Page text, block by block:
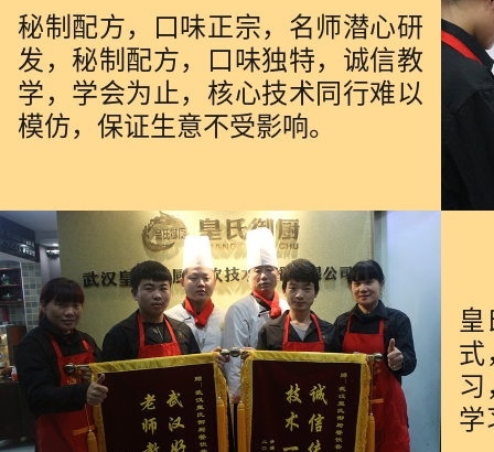
秘制配方，口味正宗，名师潜心研
发，秘制配方，口味独特，诚信教
学，学会为止，核心技术同行难以
模仿，保证生意不受影响。
式
习
学